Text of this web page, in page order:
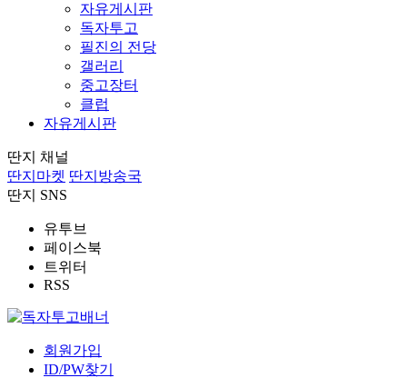
자유게시판
독자투고
필진의 전당
갤러리
중고장터
클럽
자유게시판
딴지 채널
딴지마켓 딴지방송국
딴지 SNS
유투브
페이스북
트위터
RSS
회원가입
ID/PW찾기